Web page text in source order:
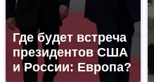
Где будет встреча
президентов США
и России: Европа?